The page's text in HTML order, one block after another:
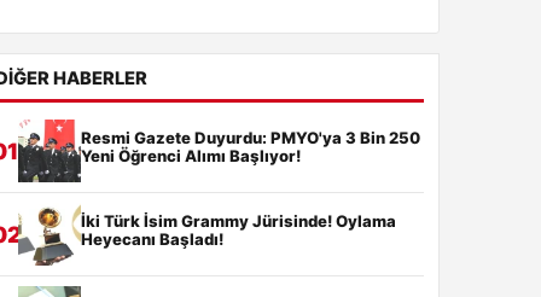
HABERLER
Resmi Gazete Duyurdu: PMYO'ya 3 Bin 250
Yeni Öğrenci Alımı Başlıyor!
İki Türk İsim Grammy Jürisinde! Oylama
Heyecanı Başladı!